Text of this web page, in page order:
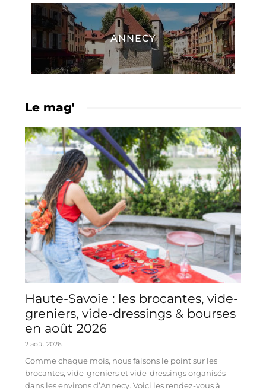
ANNECY
Le mag'
Haute-Savoie : les brocantes, vide-
greniers, vide-dressings & bourses
en août 2026
2 août 2026
Comme chaque mois, nous faisons le point sur les
brocantes, vide-greniers et vide-dressings organisés
dans les environs d’Annecy. Voici les rendez-vous à